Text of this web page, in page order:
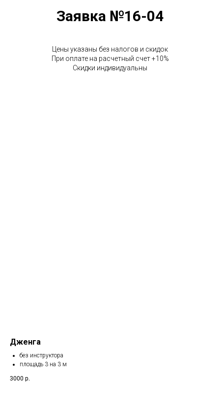
Заявка №16-04
Цены указаны без налогов и скидок
При оплате на расчетный счет +10%
Скидки индивидуальны
Дженга
без инструктора
площадь 3 на 3 м
3000 р.